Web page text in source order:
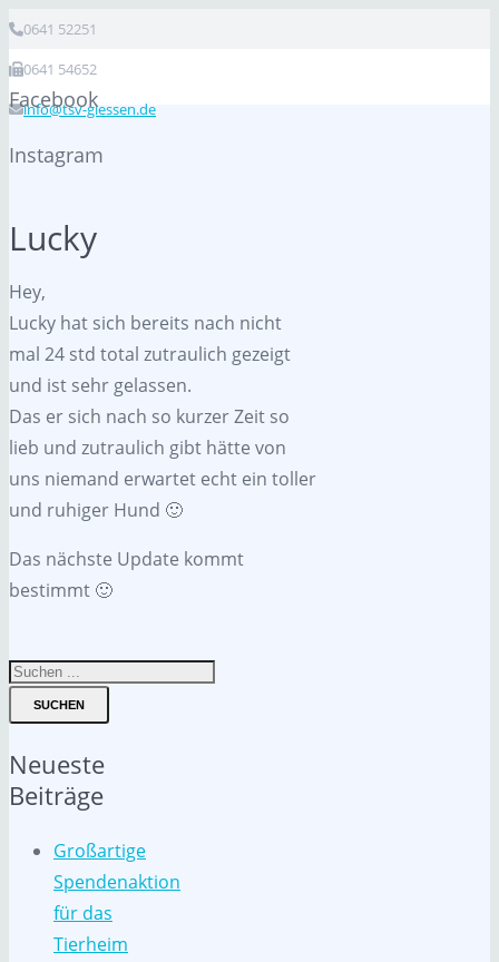
0641 52251
0641 54652
info@tsv-giessen.de
Facebook
Instagram
Lucky
Hey,
Lucky hat sich bereits nach nicht
mal 24 std total zutraulich gezeigt
und ist sehr gelassen.
Das er sich nach so kurzer Zeit so
lieb und zutraulich gibt hätte von
uns niemand erwartet echt ein toller
und ruhiger Hund 🙂
Das nächste Update kommt
bestimmt 🙂
SUCHEN
Neueste
Beiträge
Großartige
Spendenaktion
für das
Tierheim